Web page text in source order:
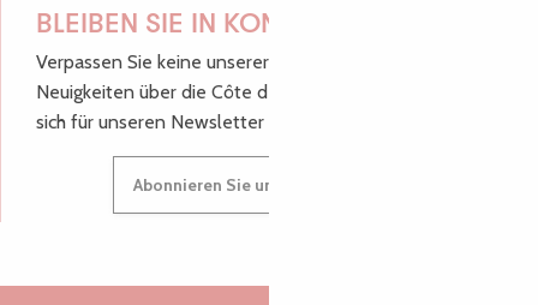
BLEIBEN SIE IN KONTAKT!
Verpassen Sie keine unserer guten Tipps und
Neuigkeiten über die Côte de Granit Rose, melden Sie
sich für unseren Newsletter an.
Abonnieren Sie unseren Newsletter